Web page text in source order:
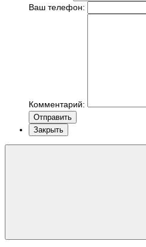
Ваш телефон:
Комментарий:
Отправить
Закрыть